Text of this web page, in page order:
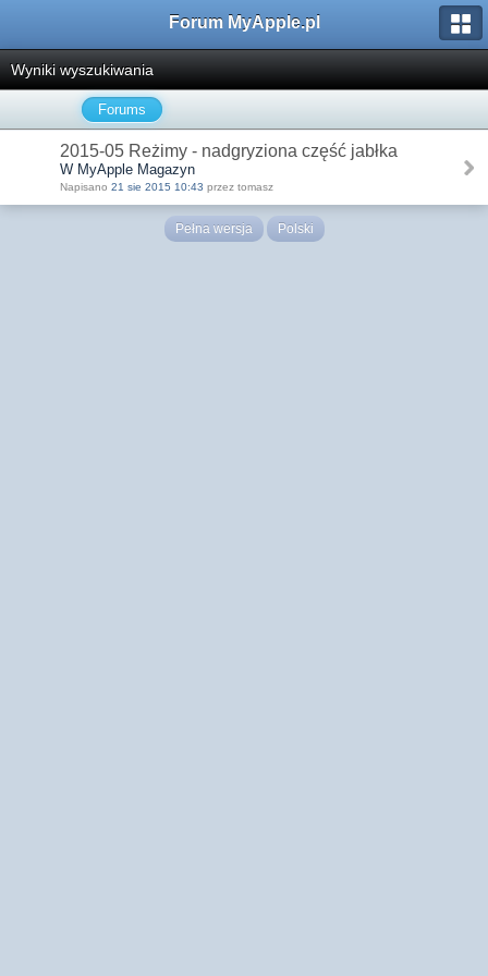
Forum MyApple.pl
Wyniki wyszukiwania
Forums
2015-05 Reżimy - nadgryziona część jabłka
W MyApple Magazyn
Napisano 21 sie 2015 10:43 przez tomasz
Pełna wersja Polski